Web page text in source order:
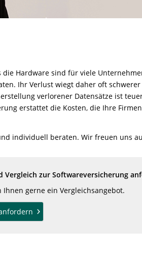
die Hardware sind für viele
Ihr Verlust wiegt daher oft schwerer
verlorener Datensätze ist
erstattet die Kosten, die Ihre
individuell beraten. Wir freuen uns
Vergleich zur Softwareversicherung
Ihnen gerne ein Vergleichsangebot.